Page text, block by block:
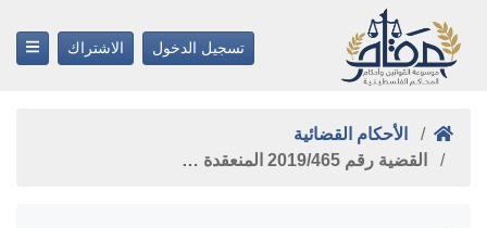
تسجيل الدخول الاشتراك
الأحكام القضائية
القضية رقم ‎465‏/‎2019‏ المنعقدة …